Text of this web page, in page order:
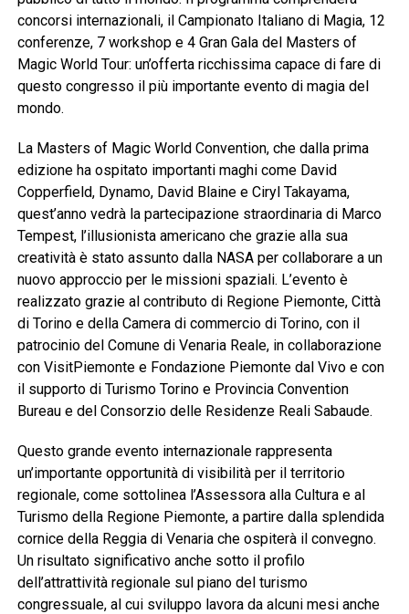
concorsi internazionali, il Campionato Italiano di Magia, 12
conferenze, 7 workshop e 4 Gran Gala del Masters of
Magic World Tour: un’offerta ricchissima capace di fare di
questo congresso il più importante evento di magia del
mondo.
La Masters of Magic World Convention, che dalla prima
edizione ha ospitato importanti maghi come David
Copperfield, Dynamo, David Blaine e Ciryl Takayama,
quest’anno vedrà la partecipazione straordinaria di Marco
Tempest, l’illusionista americano che grazie alla sua
creatività è stato assunto dalla NASA per collaborare a un
nuovo approccio per le missioni spaziali. L’evento è
realizzato grazie al contributo di Regione Piemonte, Città
di Torino e della Camera di commercio di Torino, con il
patrocinio del Comune di Venaria Reale, in collaborazione
con VisitPiemonte e Fondazione Piemonte dal Vivo e con
il supporto di Turismo Torino e Provincia Convention
Bureau e del Consorzio delle Residenze Reali Sabaude.
Questo grande evento internazionale rappresenta
un’importante opportunità di visibilità per il territorio
regionale, come sottolinea l’Assessora alla Cultura e al
Turismo della Regione Piemonte, a partire dalla splendida
cornice della Reggia di Venaria che ospiterà il convegno.
Un risultato significativo anche sotto il profilo
dell’attrattività regionale sul piano del turismo
congressuale, al cui sviluppo lavora da alcuni mesi anche